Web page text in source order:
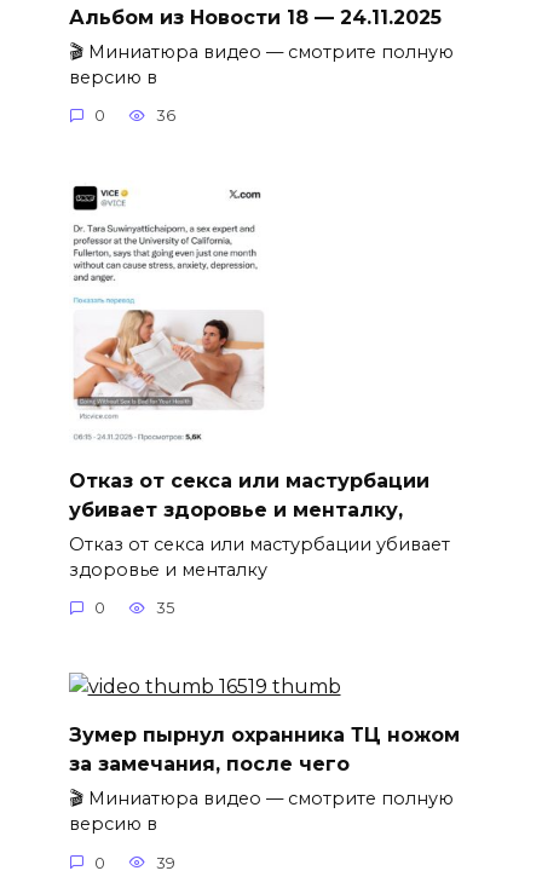
Альбом из Новости 18 — 24.11.2025
🎬 Миниатюра видео — смотрите полную
версию в
0 36
Отказ от секса или мастурбации
убивает здоровье и менталку,
Отказ от секса или мастурбации убивает
здоровье и менталку
0 35
Зумер пырнул охранника ТЦ ножом
за замечания, после чего
🎬 Миниатюра видео — смотрите полную
версию в
0 39